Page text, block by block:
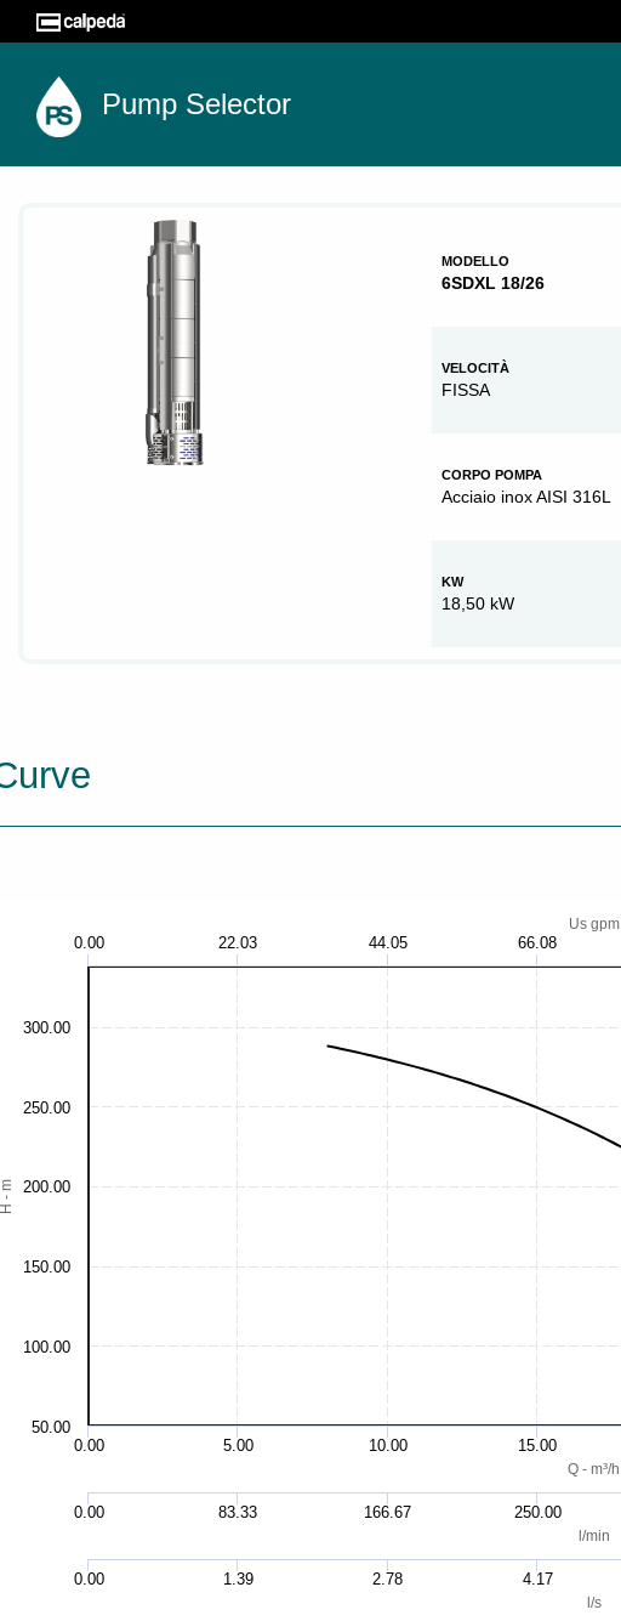
Pump Selector
MODELLO
6SDXL 18/26
VELOCITÀ
FISSA
CORPO POMPA
Acciaio inox AISI 316L
KW
18,50 kW
Q - m³/h
l/min
l/s
Us gpm
m
0.00 5.00 10.00 15.00
0.00 83.33 166.67 250.00
0.00 1.39 2.78 4.17
0.00 22.03 44.05 66.08
100.00
150.00
200.00
250.00
300.00
50.00